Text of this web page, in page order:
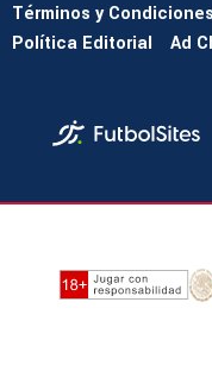
Términos y Condiciones
Política Editorial
Ad